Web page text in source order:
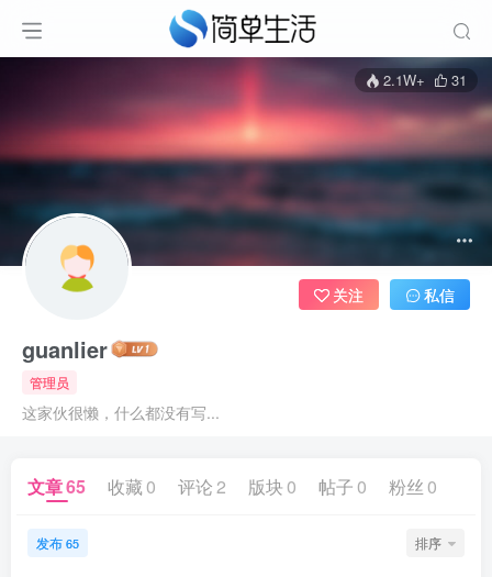
2.1W+ 31
guanlier
管理员
这家伙很懒，什么都没有写...
关注 私信
文章65 收藏 0 评论 2 版块 0 帖子 0 粉丝 0
发布 65 排序